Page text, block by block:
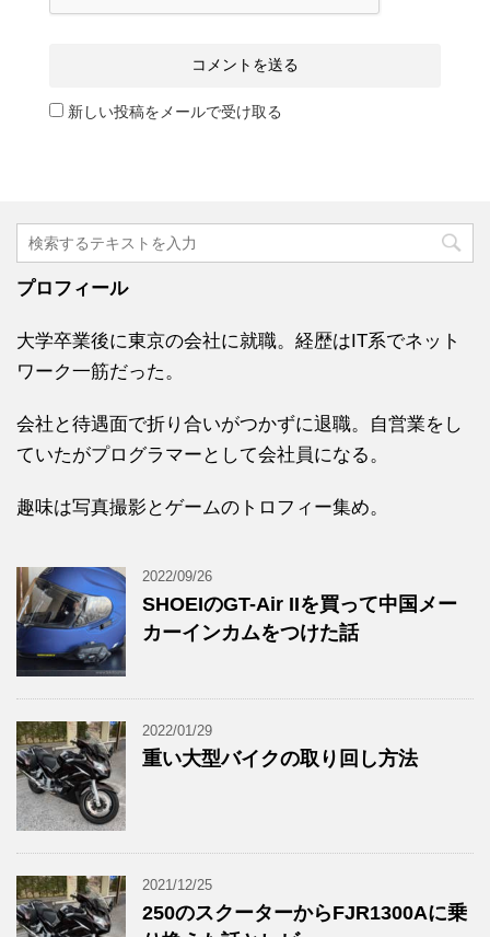
新しい投稿をメールで受け取る
プロフィール
大学卒業後に東京の会社に就職。経歴はIT系でネット
ワーク一筋だった。
会社と待遇面で折り合いがつかずに退職。自営業をし
ていたがプログラマーとして会社員になる。
趣味は写真撮影とゲームのトロフィー集め。
2022/09/26
SHOEIのGT-Air IIを買って中国メー
カーインカムをつけた話
2022/01/29
重い大型バイクの取り回し方法
2021/12/25
250のスクーターからFJR1300Aに乗